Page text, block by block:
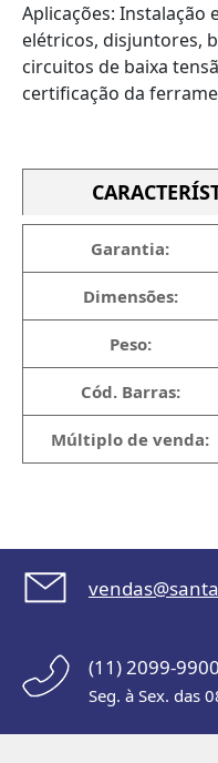
Aplicações: Instalação
elétricos, disjuntores,
circuitos de baixa
certificação da
Garantia:
Dimensões:
Peso:
Cód. Barras:
Múltiplo de venda:
(11) 2099-9900
Seg. à Sex. das